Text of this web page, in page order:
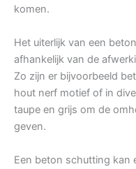
komen.
Het uiterlijk van een
afhankelijk van de
Zo zijn er bijvoorbeeld
hout nerf motief of in
taupe en grijs om de
geven.
Een beton schutting kan